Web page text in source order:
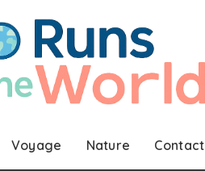
Voyage Nature Contact